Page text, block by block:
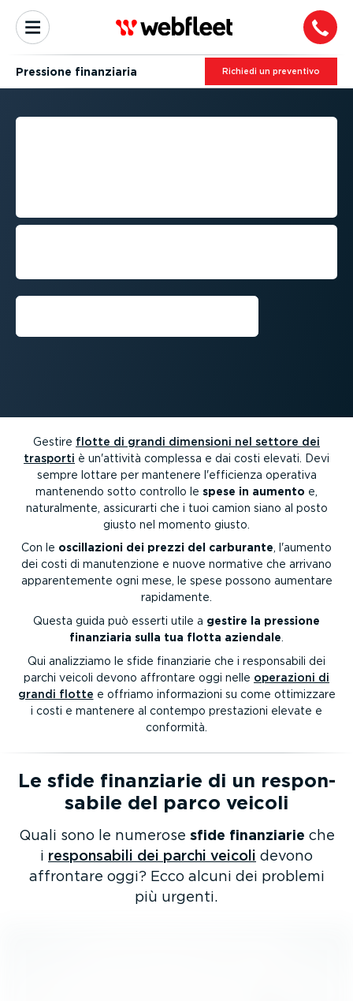
Pressione finanziaria Richiedi un preventivo
CONTROLLARE LA
Come gestire i costi delle flotte,
Gestire flotte di grandi dimensioni nel settore dei
trasporti è un'attività complessa e dai costi elevati. Devi
sempre lottare per mantenere l'efficienza operativa
mantenendo sotto controllo le spese in aumento e,
natural­mente, assicurarti che i tuoi camion siano al posto
giusto nel momento giusto.
Con le oscil­la­zioni dei prezzi del carburante, l'aumento
dei costi di manuten­zione e nuove normative che arrivano
apparen­te­mente ogni mese, le spese possono aumentare
rapidamente.
Questa guida può esserti utile a gestire la pressione
finanziaria sulla tua flotta aziendale
Qui analizziamo le sfide finanziarie che i respon­sabili dei
parchi veicoli devono affrontare oggi nelle operazioni di
grandi flotte e offriamo infor­ma­zioni su come ottimizzare
i costi e mantenere al contempo prestazioni elevate e
conformità.
Le sfide finanziarie di un respon­
sabile del parco veicoli
Quali sono le numerose sfide finanziarie che
i respon­sabili dei parchi veicoli devono
affrontare oggi? Ecco alcuni dei problemi
più urgenti.